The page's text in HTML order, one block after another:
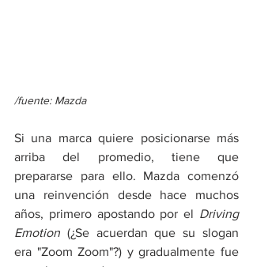
/fuente: Mazda
Si una marca quiere posicionarse más
arriba del promedio, tiene que
prepararse para ello. Mazda comenzó
una reinvención desde hace muchos
años, primero apostando por el Driving
Emotion (¿Se acuerdan que su slogan
era "Zoom Zoom"?) y gradualmente fue